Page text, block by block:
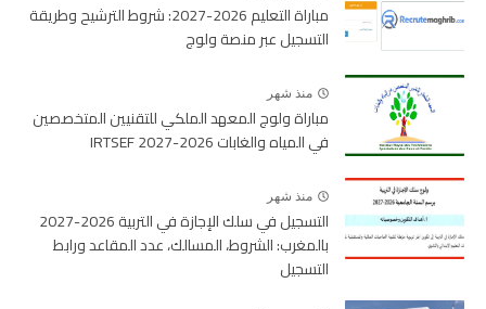
مباراة التعليم 2026-2027: شروط الترشيح وطريقة
التسجيل عبر منصة ولوج
منذ شهر
مباراة ولوج المعهد الملكي للتقنيين المتخصصين
في المياه والغابات 2026-2027 IRTSEF
منذ شهر
التسجيل في سلك الإجازة في التربية 2026-2027
بالمغرب: الشروط، المسالك، عدد المقاعد ورابط
التسجيل